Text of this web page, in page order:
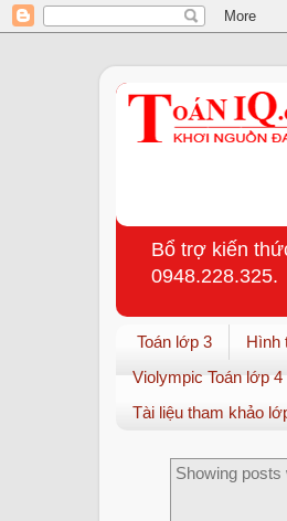
Bổ trợ kiến
0948.228.325.
Toán lớp 3 Hình
Violympic Toán lớp 4
Tài liệu tham khảo
Showing